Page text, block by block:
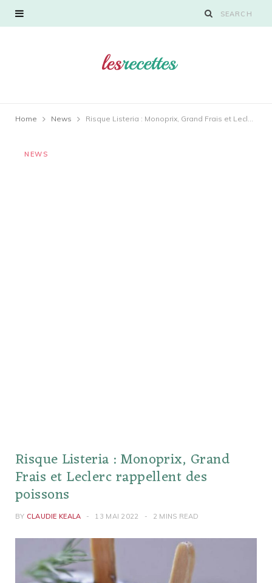
Home News Risque Listeria : Monoprix, Grand Frais et Leclerc rappellent des poissons
NEWS
Risque Listeria : Monoprix, Grand
Frais et Leclerc rappellent des
poissons
BY CLAUDIE KEALA 13 MAI 2022 2 MINS READ